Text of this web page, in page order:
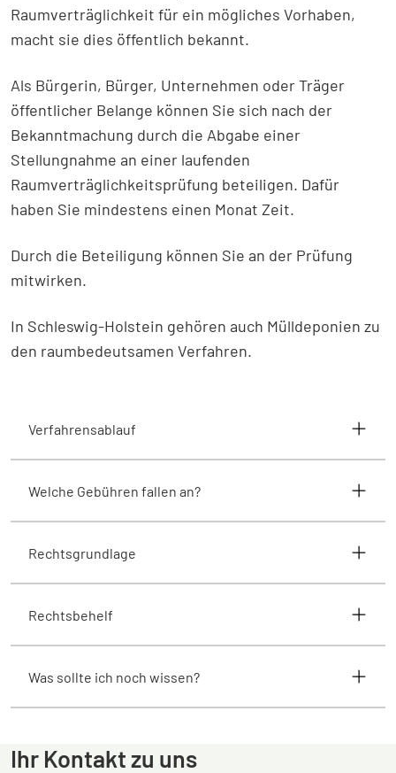
Raumverträglichkeit für ein mögliches Vorhaben,
macht sie dies öffentlich bekannt.
Als Bürgerin, Bürger, Unternehmen oder Träger
öffentlicher Belange können Sie sich nach der
Bekanntmachung durch die Abgabe einer
Stellungnahme an einer laufenden
Raumverträglichkeitsprüfung beteiligen. Dafür
haben Sie mindestens einen Monat Zeit.
Durch die Beteiligung können Sie an der Prüfung
mitwirken.
In Schleswig-Holstein gehören auch Mülldeponien zu
den raumbedeutsamen Verfahren.
Verfahrensablauf
Welche Gebühren fallen an?
Rechtsgrundlage
Rechtsbehelf
Was sollte ich noch wissen?
Ihr Kontakt zu uns